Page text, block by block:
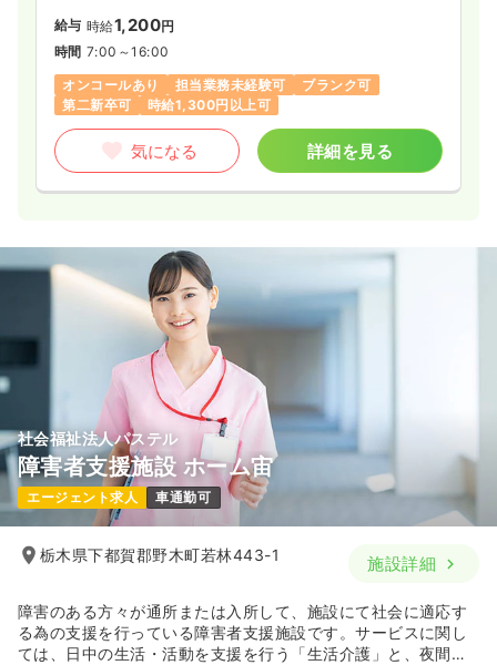
給与 時給1,200円
時間 7:00～16:00
オンコールあり
担当業務未経験可
ブランク可
第二新卒可
時給1,300円以上可
気になる 詳細を見る
社会福祉法人パステル
障害者支援施設 ホーム宙
エージェント求人 車通勤可
栃木県下都賀郡野木町若林443-1 施設詳細
障害のある方々が通所または入所して、施設にて社会に適応す
る為の支援を行っている障害者支援施設です。サービスに関し
ては、日中の生活・活動を支援を行う「生活介護」と、夜間や